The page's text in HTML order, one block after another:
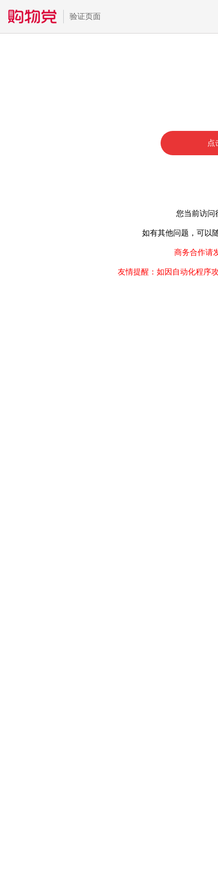
验证页面
点
您当前访问
如有其他问题，可以
商务合作请
友情提醒：如因自动化程序